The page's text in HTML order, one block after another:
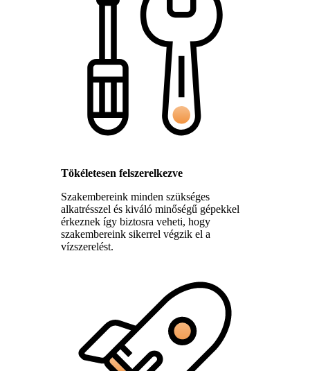
Tökéletesen felszerelkezve
Szakembereink minden szükséges
alkatrésszel és kiváló minőségű gépekkel
érkeznek így biztosra veheti, hogy
szakembereink sikerrel végzik el a
vízszerelést.